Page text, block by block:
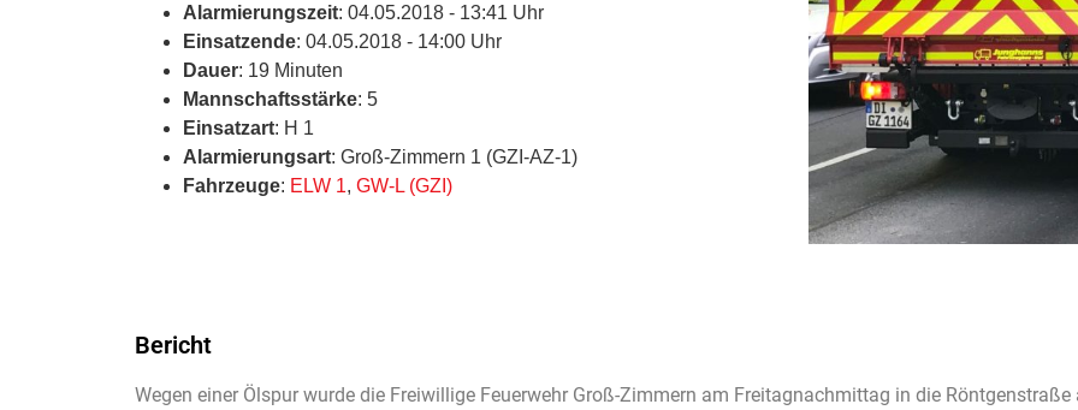
Alarmierungszeit: 04.05.2018 - 13:41 Uhr
Einsatzende: 04.05.2018 - 14:00 Uhr
Dauer: 19 Minuten
Mannschaftsstärke: 5
Einsatzart: H 1
Alarmierungsart: Groß-Zimmern 1 (GZI-AZ-1)
Fahrzeuge: ELW 1, GW-L (GZI)
Bericht
Wegen einer Ölspur wurde die Freiwillige Feuerwehr Groß-Zimmern am Freitagnachmittag in die